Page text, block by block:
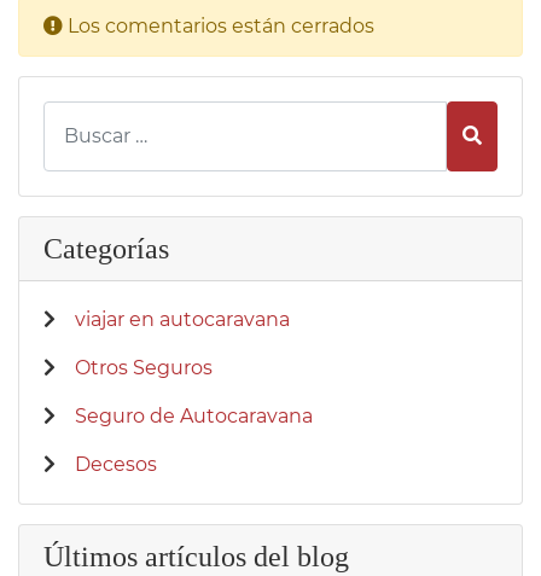
Los comentarios están cerrados
Categorías
viajar en autocaravana
Otros Seguros
Seguro de Autocaravana
Decesos
Últimos artículos del blog